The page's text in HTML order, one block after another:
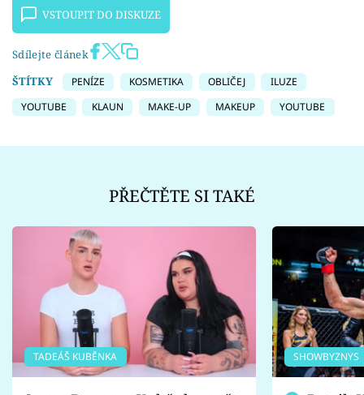
VSTOUPIT DO DISKUZE
Sdílejte článek
ŠTÍTKY
PENÍZE KOSMETIKA OBLIČEJ
ILUZE
YOUTUBE
KLAUN MAKE-UP MAKEUP YOUTUBE
PŘEČTĚTE SI TAKÉ
TADEÁŠ KUBĚNKA SHOWBYZNYS